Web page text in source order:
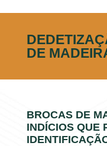
DE
BROCAS DE
INDÍCIOS QUE